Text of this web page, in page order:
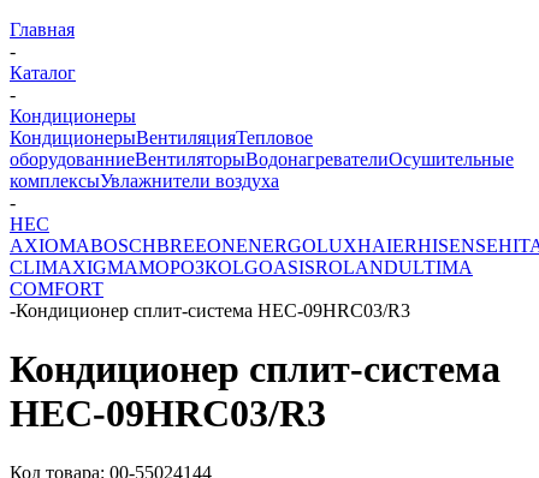
Главная
-
Каталог
-
Кондиционеры
КондиционерыВентиляцияТепловое
оборудованниеВентиляторыВодонагревателиОсушительные
комплексыУвлажнители воздуха
-
HEC
AXIOMABOSCHBREEONENERGOLUXHAIERHISENSE
CLIMAXIGMAМОРОЗКОLGOASISROLANDULTIMA
COMFORT
-Кондиционер сплит-система HEC-09HRC03/R3
Кондиционер сплит-система
HEC-09HRC03/R3
Код товара: 00-55024144